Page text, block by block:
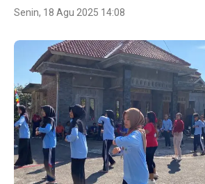
Senin, 18 Agu 2025 14:08